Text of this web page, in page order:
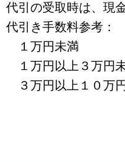
代引の受取時は、現
代引き手数料参考：
１万円未満
１万円以上３万円
３万円以上１０万